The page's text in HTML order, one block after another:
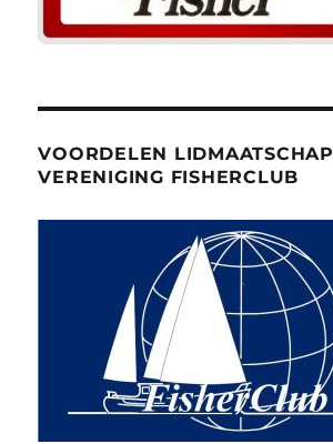
VOORDELEN LIDMAATSCHAP
VERENIGING FISHERCLUB